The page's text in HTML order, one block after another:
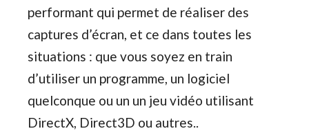
performant qui permet de réaliser des
captures d’écran, et ce dans toutes les
situations : que vous soyez en train
d’utiliser un programme, un logiciel
quelconque ou un un jeu vidéo utilisant
DirectX, Direct3D ou autres..